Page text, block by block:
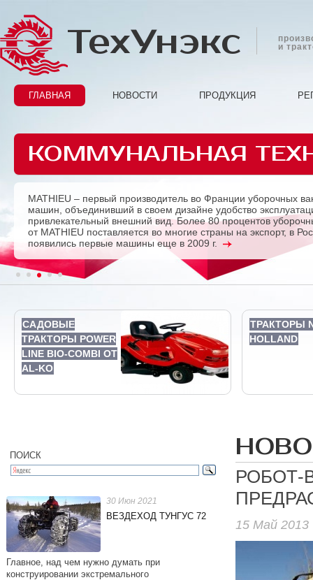
ТехУнэкс
и
ГЛАВНАЯ НОВОСТИ ПРОДУКЦИЯ
КОММУНАЛЬНАЯ
MATHIEU – первый производитель во Франции уборочных
машин, объединивший в своем дизайне удобство
привлекательный внешний вид. Более 80 процентов
от MATHIEU поставляется во многие страны на экспорт, в
появились первые машины еще в 2009 г.
Previous
1 2 3 4 5
САДОВЫЕ
ТРАКТОРЫ POWER
LINE BIO-COMBI ОТ
AL-KO
ТРАКТОРЫ
HOLLAND
РОБОТ-
15 Май 2013
ПОИСК
30 Июн 2021
ВЕЗДЕХОД ТУНГУС 72
Главное, над чем нужно думать при
конструировании экстремального